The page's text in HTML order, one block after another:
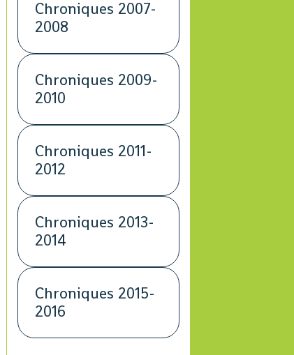
Chroniques 2007-
2008
Chroniques 2009-
2010
Chroniques 2011-
2012
Chroniques 2013-
2014
Chroniques 2015-
2016